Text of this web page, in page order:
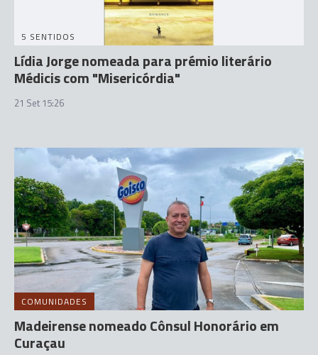
5 SENTIDOS
Lídia Jorge nomeada para prémio literário
Médicis com "Misericórdia"
21 Set 15:26
COMUNIDADES
Madeirense nomeado Cônsul Honorário em
Curaçau